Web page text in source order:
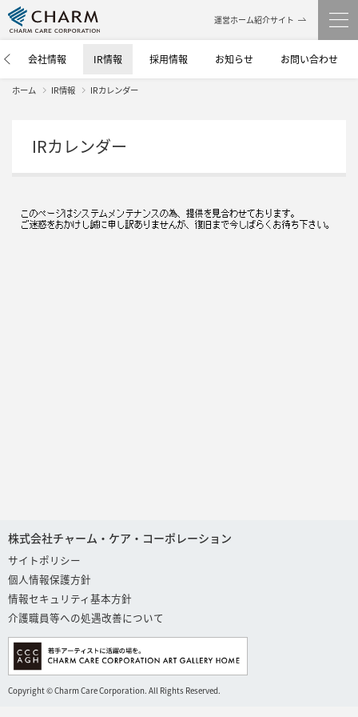
運営ホーム紹介サイト
会社情報 IR情報 採用情報 お知らせ お問い合わせ
ホーム IR情報 IRカレンダー
IRカレンダー
株式会社チャーム・ケア・コーポレーション
サイトポリシー
個人情報保護方針
情報セキュリティ基本方針
介護職員等への処遇改善について
Copyright © Charm Care Corporation. All Rights Reserved.